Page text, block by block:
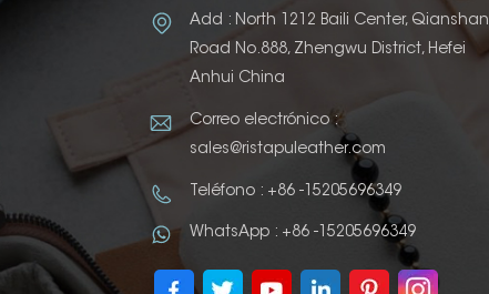
Add : North 1212 Baili Center, Qianshan
Road No.888, Zhengwu District, Hefei
Anhui China
Correo electrónico :
sales@ristapuleather.com
Teléfono : +86 -15205696349
WhatsApp : +86 -15205696349